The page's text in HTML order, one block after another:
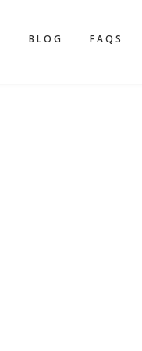
BLOG FAQS